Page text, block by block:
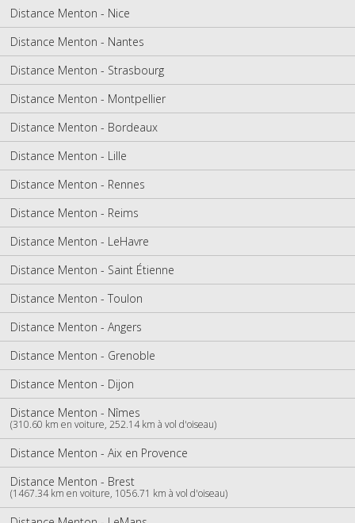
Distance Menton - Nice
Distance Menton - Nantes
Distance Menton - Strasbourg
Distance Menton - Montpellier
Distance Menton - Bordeaux
Distance Menton - Lille
Distance Menton - Rennes
Distance Menton - Reims
Distance Menton - LeHavre
Distance Menton - Saint Étienne
Distance Menton - Toulon
Distance Menton - Angers
Distance Menton - Grenoble
Distance Menton - Dijon
Distance Menton - Nîmes
(310.60 km en voiture, 252.14 km à vol d'oiseau)
Distance Menton - Aix en Provence
Distance Menton - Brest
(1467.34 km en voiture, 1056.71 km à vol d'oiseau)